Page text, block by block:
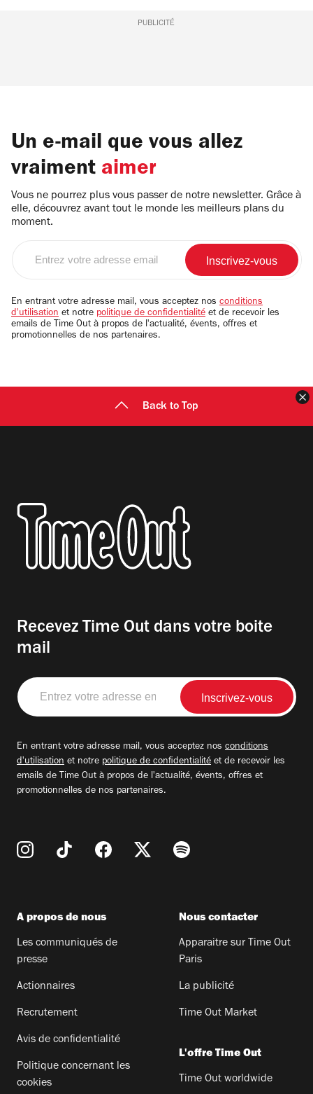
PUBLICITÉ
Un e-mail que vous allez
vraiment aimer
Vous ne pourrez plus vous passer de notre newsletter. Grâce à
elle, découvrez avant tout le monde les meilleurs plans du
moment.
email
En entrant votre adresse mail, vous acceptez nos conditions
d'utilisation et notre politique de confidentialité et de recevoir les
emails de Time Out à propos de l'actualité, évents, offres et
promotionnelles de nos partenaires.
Back to Top
Recevez Time Out dans votre boite
mail
Entrez
votre
adresse
En entrant votre adresse mail, vous acceptez nos conditions
d'utilisation et notre politique de confidentialité et de recevoir les
emails de Time Out à propos de l'actualité, évents, offres et
promotionnelles de nos partenaires.
A propos de nous
Les communiqués de
presse
Actionnaires
Recrutement
Avis de confidentialité
Politique concernant les
cookies
Nous contacter
Apparaitre sur Time Out
Paris
La publicité
Time Out Market
L'offre Time Out
Time Out worldwide